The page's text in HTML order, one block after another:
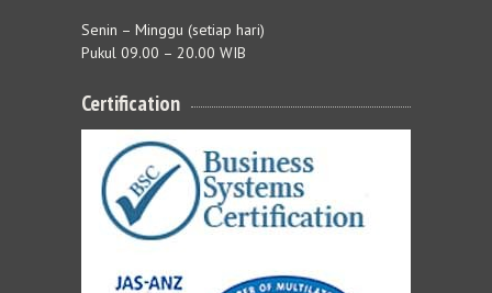
Senin – Minggu (setiap hari)
Pukul 09.00 – 20.00 WIB
Certification